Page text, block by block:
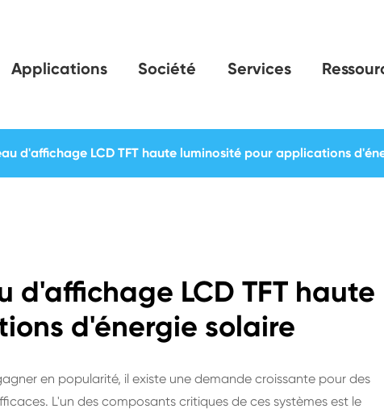
Applications Société Services
d'affichage LCD TFT haute luminosité pour applications
d'affichage LCD TFT haute
d'énergie solaire
en popularité, il existe une demande croissante pour des
L'un des composants critiques de ces systèmes est le